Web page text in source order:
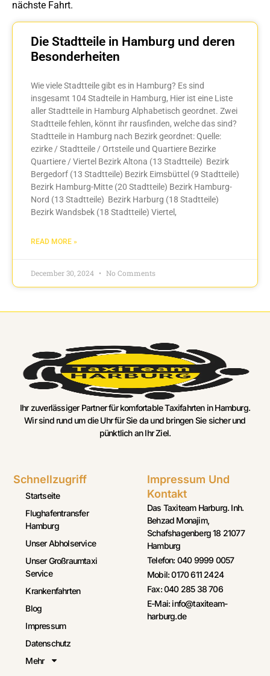
nächste Fahrt.
Die Stadtteile in Hamburg und deren
Besonderheiten
Wie viele Stadtteile gibt es in Hamburg? Es sind
insgesamt 104 Stadteile in Hamburg, Hier ist eine Liste
aller Stadtteile in Hamburg Alphabetisch geordnet. Zwei
Stadtteile fehlen, könnt ihr rausfinden, welche das sind?
Stadtteile in Hamburg nach Bezirk geordnet: Quelle:
ezirke / Stadtteile / Ortsteile und Quartiere Bezirke
Quartiere / Viertel Bezirk Altona (13 Stadtteile) Bezirk
Bergedorf (13 Stadtteile) Bezirk Eimsbüttel (9 Stadtteile)
Bezirk Hamburg-Mitte (20 Stadtteile) Bezirk Hamburg-
Nord (13 Stadtteile) Bezirk Harburg (18 Stadtteile)
Bezirk Wandsbek (18 Stadtteile) Viertel,
READ MORE »
December 30, 2024 No Comments
Ihr zuverlässiger Partner für komfortable Taxifahrten in Hamburg.
Wir sind rund um die Uhr für Sie da und bringen Sie sicher und
pünktlich an Ihr Ziel.
Schnellzugriff
Startseite
Flughafentransfer
Hamburg
Unser Abholservice
Unser Großraumtaxi
Service
Krankenfahrten
Blog
Impressum
Datenschutz
Mehr
Impressum Und
Kontakt
Das Taxiteam Harburg. Inh.
Behzad Monajim,
Schafshagenberg 18 21077
Hamburg
Telefon: 040 9999 0057
Mobil: 0170 611 2424
Fax: 040 285 38 706
E-Mai: info@taxiteam-
harburg.de